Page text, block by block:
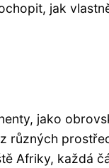
jak
jako
různých
Afriky, každá